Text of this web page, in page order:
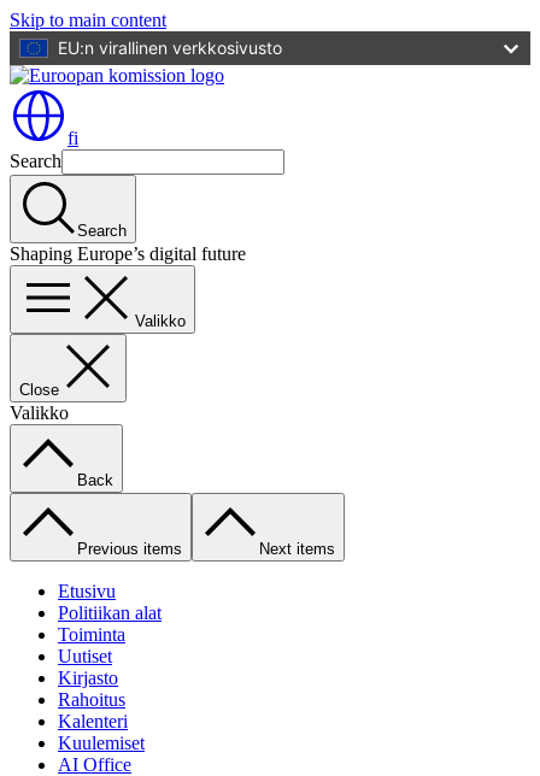
Skip to main content
EU:n virallinen verkkosivusto
fi
Search
Search
Shaping Europe’s digital future
Valikko
Close
Valikko
Back
Previous items Next items
Etusivu
Politiikan alat
Toiminta
Uutiset
Kirjasto
Rahoitus
Kalenteri
Kuulemiset
AI Office